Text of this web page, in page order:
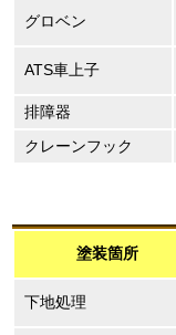
グロベン
ATS車上子
排障器
クレーンフック
塗装箇所
下地処理